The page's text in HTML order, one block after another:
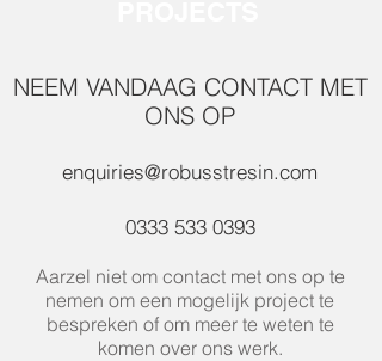
NEEM VANDAAG CONTACT MET
ONS OP
enquiries@robusstresin.com
0333 533 0393
Aarzel niet om contact met ons op te
nemen om een mogelijk project te
bespreken of om meer te weten te
komen over ons werk.